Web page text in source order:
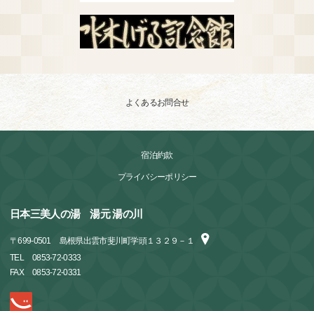
よくあるお問合せ
宿泊約款
プライバシーポリシー
日本三美人の湯 湯元 湯の川
〒699-0501
島根県出雲市斐川町学頭１３２９－１
TEL
0853-72-0333
FAX
0853-72-0331